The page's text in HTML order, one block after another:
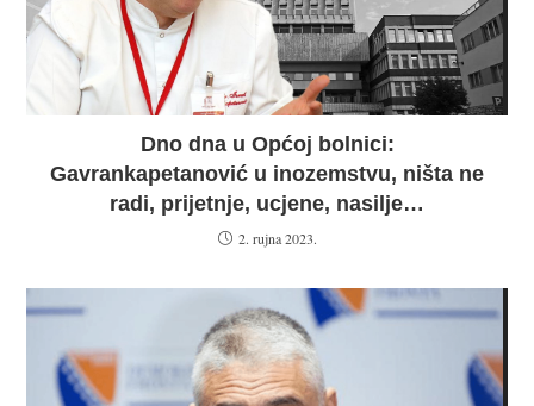
Dno dna u Općoj bolnici:
Gavrankapetanović u inozemstvu, ništa ne
radi, prijetnje, ucjene, nasilje…
2. rujna 2023.